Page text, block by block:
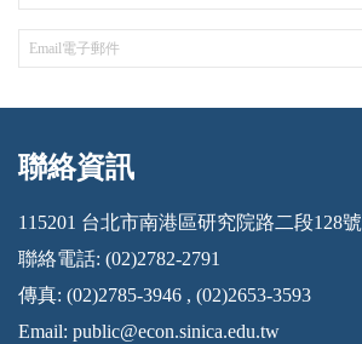
:::
聯絡資訊
115201 台北市南港區研究院路二段128號
聯絡電話: (02)2782-2791
傳真: (02)2785-3946 , (02)2653-3593
Email: public@econ.sinica.edu.tw